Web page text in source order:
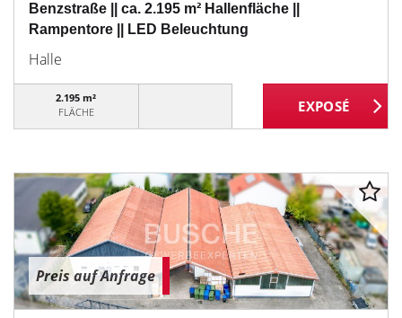
Benzstraße || ca. 2.195 m² Hallenfläche ||
Rampentore || LED Beleuchtung
Halle
2.195 m²
FLÄCHE
Preis auf Anfrage